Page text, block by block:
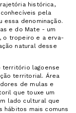
histórica,
pela
denominação.
e do Mate - um
o tropeiro e a erva-
natural desse
território lagoense
territorial. Área
de mulas e
que touxe um
lado cultural que
mais comuns